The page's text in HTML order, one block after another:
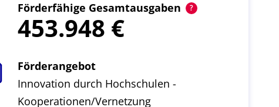
Förderfähige Gesamtausgaben
453.948
Förderangebot
Innovation durch Hochschulen -
Kooperationen/Vernetzung